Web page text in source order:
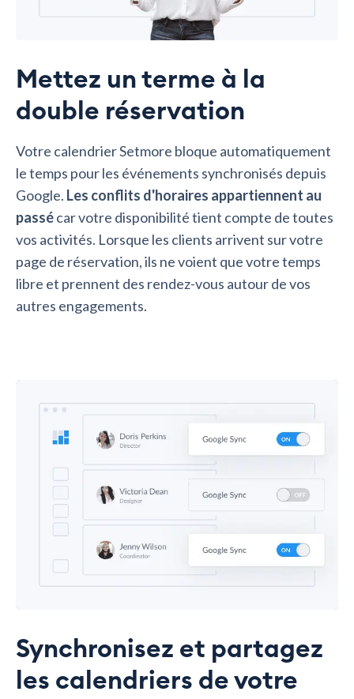
Mettez un terme à la
double réservation
Votre calendrier Setmore bloque automatiquement
le temps pour les événements synchronisés depuis
Google. Les conflits d'horaires appartiennent au
passécar votre disponibilité tient compte de toutes
vos activités. Lorsque les clients arrivent sur votre
page de réservation, ils ne voient que votre temps
libre et prennent des rendez-vous autour de vos
autres engagements.
Synchronisez et partagez
les calendriers de votre